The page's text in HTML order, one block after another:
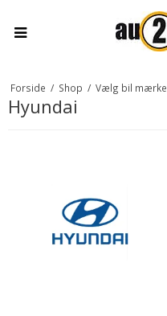
Forside / Shop / Vælg bil mærke
Hyundai